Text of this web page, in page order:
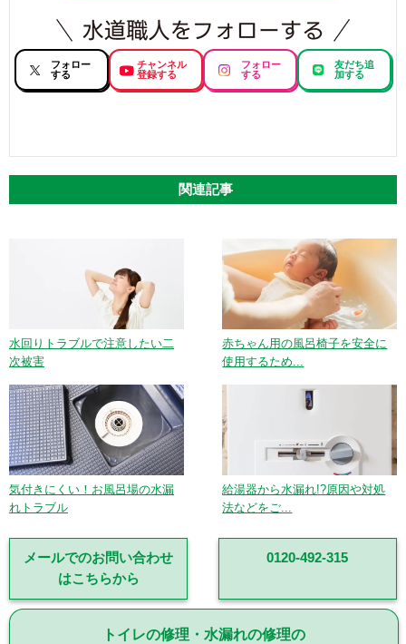
フォロー
する
チャンネル
登録する
フォロー
する
友だち追
加する
関連記事
水回りトラブルで注意したい二
次被害
赤ちゃん用の風呂椅子を安全に
使用するため...
気付きにくい！お風呂場の水漏
れトラブル
給湯器から水漏れ!?原因や対処
法などをご...
メールでのお問い合わせ
はこちらから
0120-492-315
トイレの修理・水漏れの修理の